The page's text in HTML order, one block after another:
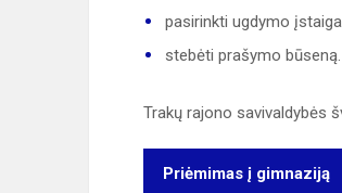
pasirinkti ugdymo
stebėti prašymo būseną.
Trakų rajono savivaldybės
Priėmimas į gimnaziją